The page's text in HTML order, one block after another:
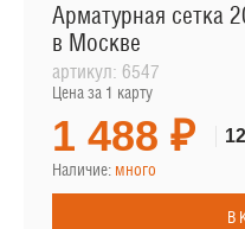
Арматурная сетка
в Москве
артикул: 6547
Цена за 1 карту
1 488 ₽
Наличие: много